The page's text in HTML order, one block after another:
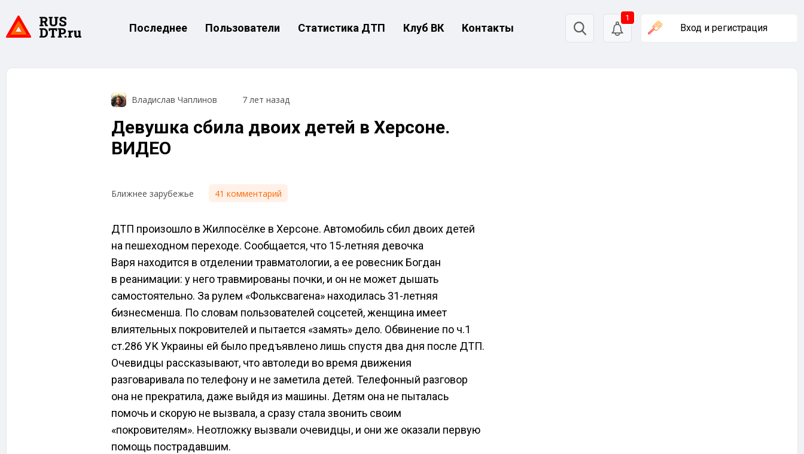
Последнее Пользователи Статистика ДТП Клуб ВК Контакты
1
Вход и регистрация
Владислав Чаплинов 7 лет назад
Девушка сбила двоих детей в Херсоне.
ВИДЕО
Ближнее зарубежье 41 комментарий
ДТП произошло в Жилпосёлке в Херсоне. Автомобиль сбил двоих детей
на пешеходном переходе. Сообщается, что 15-летняя девочка
Варя находится в отделении травматологии, а ее ровесник Богдан
в реанимации: у него травмированы почки, и он не может дышать
самостоятельно. За рулем «Фольксвагена» находилась 31-летняя
бизнесменша. По словам пользователей соцсетей, женщина имеет
влиятельных покровителей и пытается «замять» дело. Обвинение по ч.1
ст.286 УК Украины ей было предъявлено лишь спустя два дня после ДТП.
Очевидцы рассказывают, что автоледи во время движения
разговаривала по телефону и не заметила детей. Телефонный разговор
она не прекратила, даже выйдя из машины. Детям она не пыталась
помочь и скорую не вызвала, а сразу стала звонить своим
«покровителям». Неотложку вызвали очевидцы, и они же оказали первую
помощь пострадавшим.